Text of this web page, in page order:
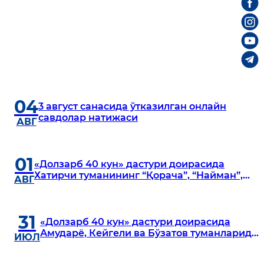
04
АВГ
3 август санасида ўтказилган онлайн
савдолар натижаси
01
АВГ
«Долзарб 40 кун» дастури доирасида
Хатирчи туманининг “Қорача”, “Найман”,
31
ИЮЛ
«Долзарб 40 кун» дастури доирасида
Амударё, Кейгели ва Бўзатов туманларида